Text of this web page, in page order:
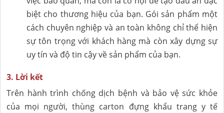
biệt cho thương hiệu của bạn. Gói sản phẩm một
cách chuyên nghiệp và an toàn không chỉ thể hiện
sự tôn trọng với khách hàng mà còn xây dựng sự
uy tín và độ tin cậy về sản phẩm của bạn.
3. Lời kết
Trên hành trình chống dịch bệnh và bảo vệ sức khỏe
của mọi người, thùng carton đựng khẩu trang y tế